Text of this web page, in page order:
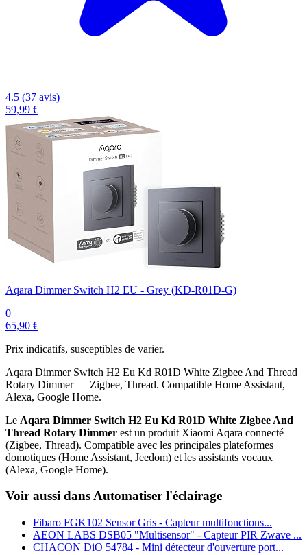
4.5 (37 avis)
59,99 €
Aqara Dimmer Switch H2 EU - Grey (KD-R01D-G)
0
65,90 €
Prix indicatifs, susceptibles de varier.
Aqara Dimmer Switch H2 Eu Kd R01D White Zigbee And Thread
Rotary Dimmer — Zigbee, Thread. Compatible Home Assistant,
Alexa, Google Home.
Le Aqara Dimmer Switch H2 Eu Kd R01D White Zigbee And
Thread Rotary Dimmer est un produit Xiaomi Aqara connecté
(Zigbee, Thread). Compatible avec les principales plateformes
domotiques (Home Assistant, Jeedom) et les assistants vocaux
(Alexa, Google Home).
Voir aussi dans Automatiser l'éclairage
Fibaro FGK102 Sensor Gris - Capteur multifonctions...
AEON LABS DSB05 "Multisensor" - Capteur PIR Zwave ...
CHACON DiO 54784 - Mini détecteur d'ouverture port...